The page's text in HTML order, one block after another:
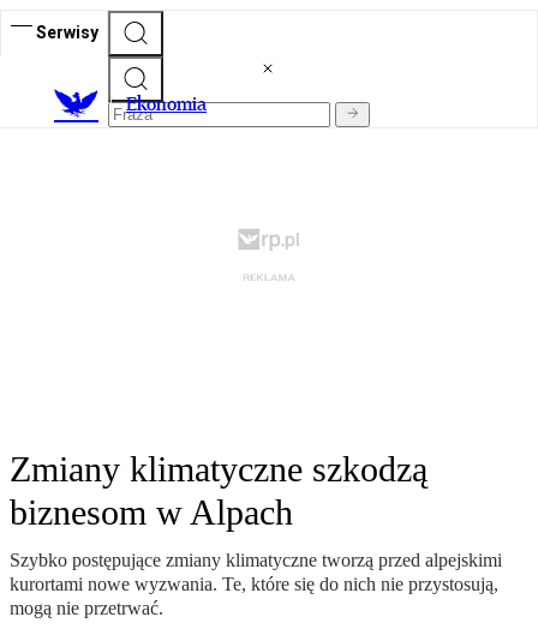
Serwisy
Ekonomia
Zmiany klimatyczne szkodzą
biznesom w Alpach
Szybko postępujące zmiany klimatyczne tworzą przed alpejskimi
kurortami nowe wyzwania. Te, które się do nich nie przystosują,
mogą nie przetrwać.